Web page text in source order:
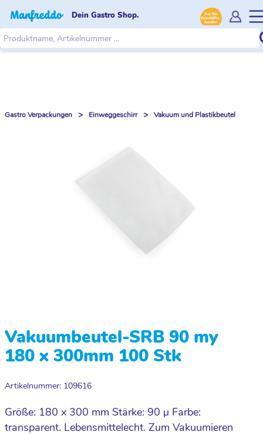
Dein Gastro Shop.
Gastro Verpackungen > Einweggeschirr > Vakuum und Plastikbeutel
Vakuumbeutel-SRB 90 my
180 x 300mm 100 Stk
Artikelnummer: 109616
Größe: 180 x 300 mm Stärke: 90 µ Farbe:
transparent. Lebensmittelecht. Zum Vakuumieren